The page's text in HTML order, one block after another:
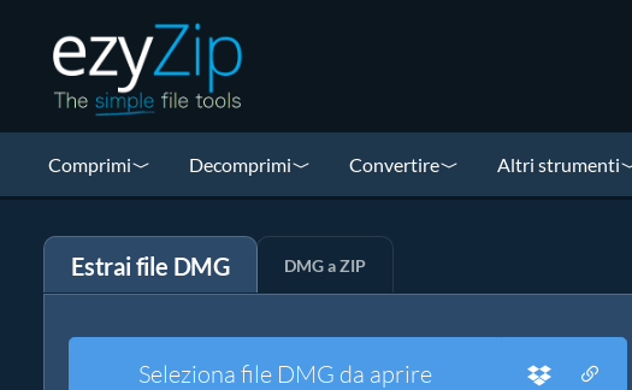
Comprimi Decomprimi Convertire Altri strumenti
Estrai file DMG DMG a ZIP
Seleziona file DMG da aprire